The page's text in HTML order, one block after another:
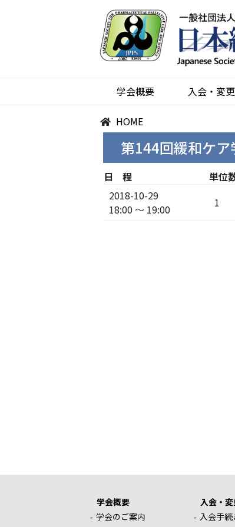
学会概要 入会・変
HOME
第144回緩和ケ
日 程 単位
2018-10-29
18:00 ～ 19:00
1
学会概要
学会のご案内
入会・
入会手